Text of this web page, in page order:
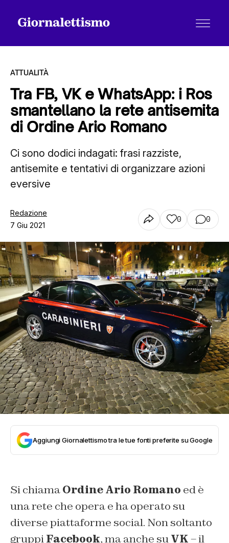
Tutti gli articoli
Chi siamo
ATTUALITÀ
Tra FB, VK e WhatsApp: i Ros
smantellano la rete antisemita
di Ordine Ario Romano
Ci sono dodici indagati: frasi razziste,
antisemite e tentativi di organizzare azioni
eversive
Redazione
7 Giu 2021
0 0
Aggiungi Giornalettismo tra le tue fonti preferite su Google
Si chiamaOrdine Ario Romano ed è
una rete che opera e ha operato su
diverse piattaforme social. Non soltanto
gruppiFacebook, ma anche suVK– il